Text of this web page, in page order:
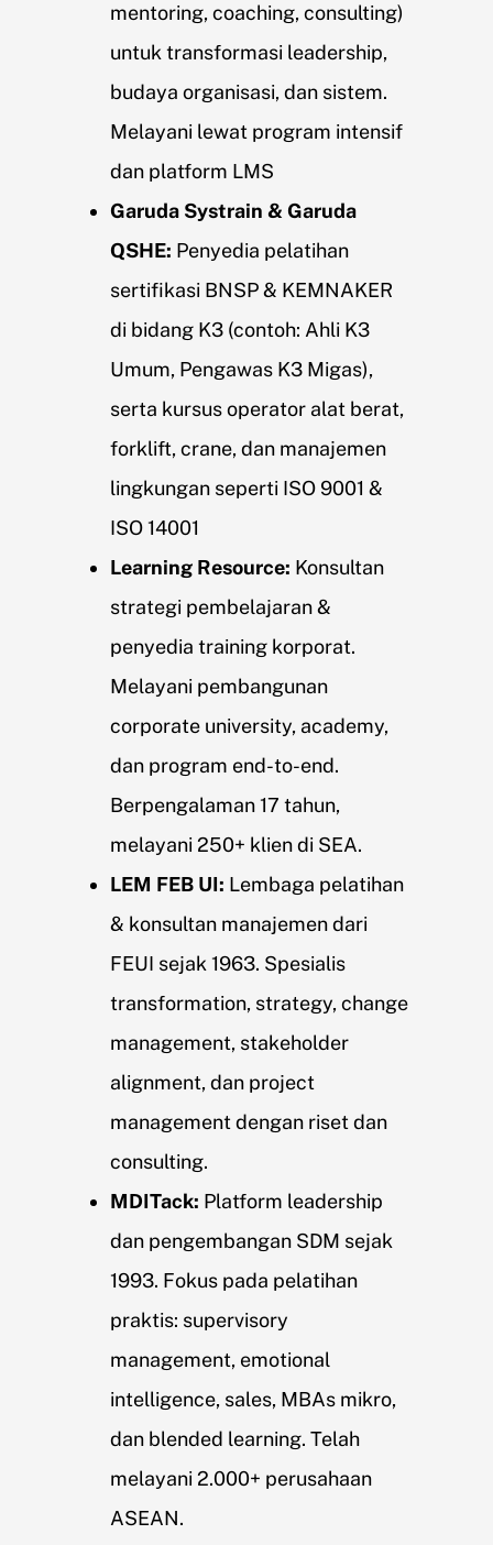
mentoring, coaching, consulting)
untuk transformasi leadership,
budaya organisasi, dan sistem.
Melayani lewat program intensif
dan platform LMS
Garuda Systrain & Garuda
QSHE: Penyedia pelatihan
sertifikasi BNSP & KEMNAKER
di bidang K3 (contoh: Ahli K3
Umum, Pengawas K3 Migas),
serta kursus operator alat berat,
forklift, crane, dan manajemen
lingkungan seperti ISO 9001 &
ISO 14001
Learning Resource: Konsultan
strategi pembelajaran &
penyedia training korporat.
Melayani pembangunan
corporate university, academy,
dan program end-to-end.
Berpengalaman 17 tahun,
melayani 250+ klien di SEA.
LEM FEB UI: Lembaga pelatihan
& konsultan manajemen dari
FEUI sejak 1963. Spesialis
transformation, strategy, change
management, stakeholder
alignment, dan project
management dengan riset dan
consulting.
MDITack: Platform leadership
dan pengembangan SDM sejak
1993. Fokus pada pelatihan
praktis: supervisory
management, emotional
intelligence, sales, MBAs mikro,
dan blended learning. Telah
melayani 2.000+ perusahaan
ASEAN.